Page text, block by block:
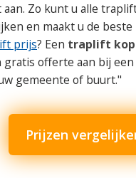
Zo kunt u alle
en maakt u de beste
prijs? Een traplift
gratis offerte aan bij
gemeente of buurt."
Prijzen